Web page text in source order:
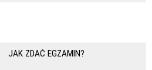
JAK ZDAĆ EGZAMIN?